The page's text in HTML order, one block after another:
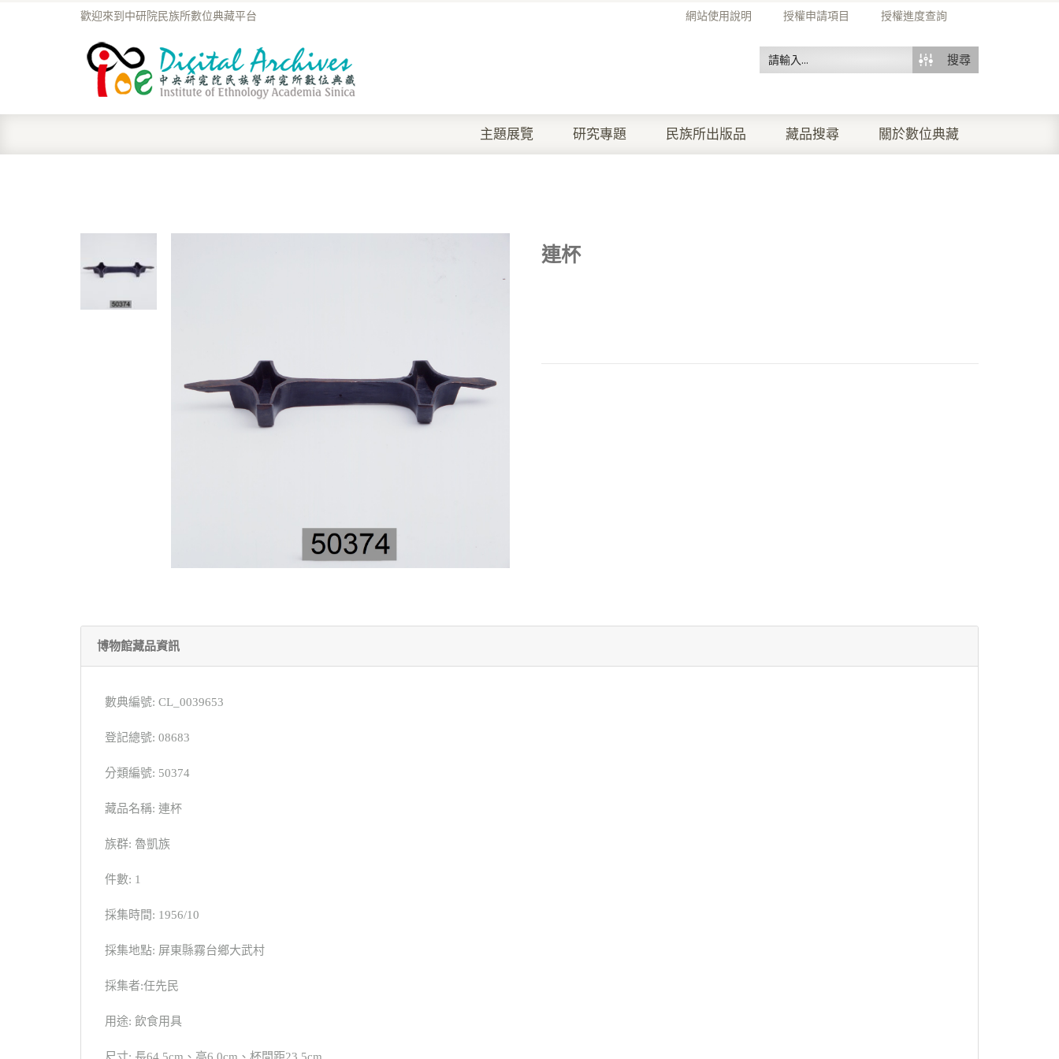
網站使用說明 授權申請項目 授權進度查詢
歡迎來到中研院民族所數位典藏平台
搜尋
主題展覽 研究專題 民族所出版品 藏品搜尋 關於數位典藏
連杯
博物館藏品資訊
數典編號: CL_0039653
登記總號: 08683
分類編號: 50374
藏品名稱: 連杯
族群: 魯凱族
件數: 1
採集時間: 1956/10
採集地點: 屏東縣霧台鄉大武村
採集者:任先民
用途: 飲食用具